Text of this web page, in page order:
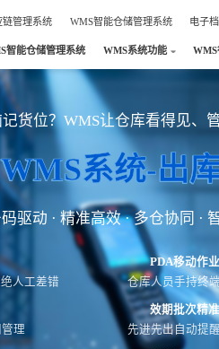
链管理系统 WMS智能仓储管理系统 电子
智能仓储管理系统 WMS系统功能
货位？WMS让仓库看得见、
WMS系统-出
驱动 · 精准高效 · 多仓协同 ·
人工差错
PDA移动作
仓库人员手持终
理
效期批次精
先进先出自动提